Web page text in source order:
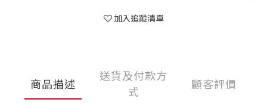
加入追蹤清單
商品描述
送貨及付款方
式
顧客評價